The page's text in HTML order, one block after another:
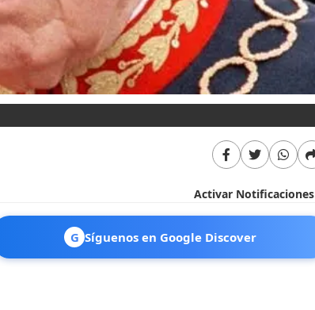
Activar Notificaciones
G Síguenos en Google Discover